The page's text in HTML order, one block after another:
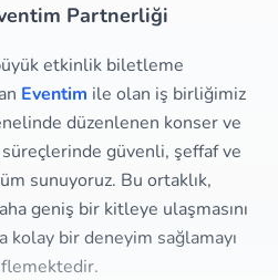
Partnerliği
etkinlik biletleme
Eventim ile olan iş birliğimiz
düzenlenen konser ve
güvenli, şeffaf ve
sunuyoruz. Bu ortaklık,
geniş bir kitleye ulaşmasını
kolay bir deneyim sağlamayı